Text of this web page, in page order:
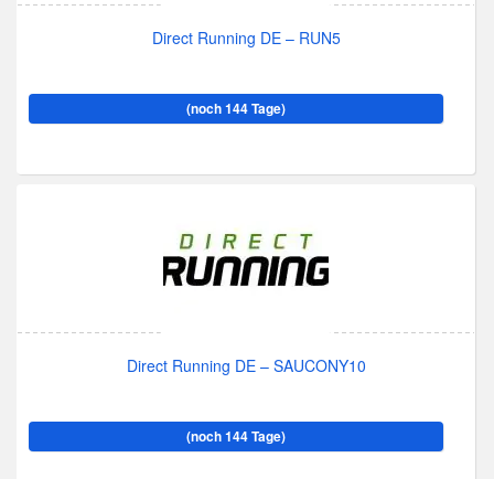
Direct Running DE – RUN5
(noch 144 Tage)
Direct Running DE – SAUCONY10
(noch 144 Tage)